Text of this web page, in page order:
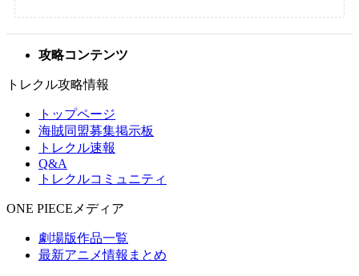
攻略コンテンツ
トレクル攻略情報
トップページ
海賊同盟募集掲示板
トレクル速報
Q&A
トレクルコミュニティ
ONE PIECEメディア
劇場版作品一覧
最新アニメ情報まとめ